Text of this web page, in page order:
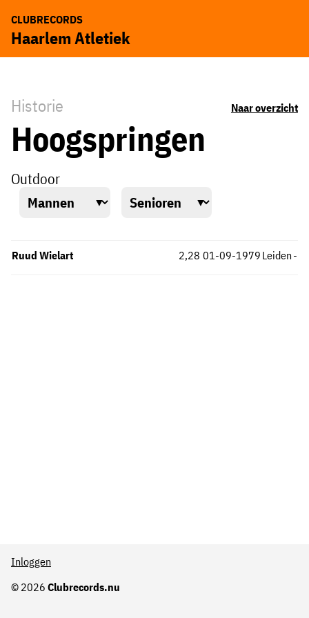
CLUBRECORDS
Haarlem Atletiek
Historie Naar overzicht
Hoogspringen
Outdoor
Ruud Wielart Leiden
2,28 -
01-09-1979
© 2026 Clubrecords.nu
Inloggen